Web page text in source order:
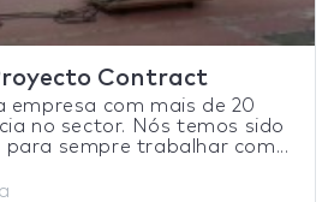
Contract
empresa com mais de 20
no sector. Nós temos sido
para sempre trabalhar com...